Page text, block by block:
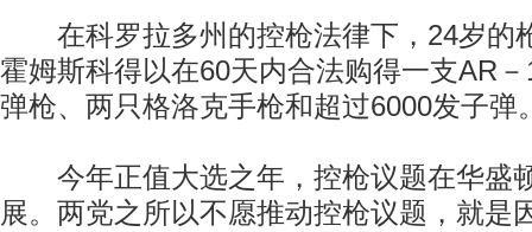
在科罗拉多州的控枪法律下，24岁的
霍姆斯科得以在60天内合法购得一支AR
弹枪、两只格洛克手枪和超过6000发子弹
今年正值大选之年，控枪议题在华盛
展。两党之所以不愿推动控枪议题，就是